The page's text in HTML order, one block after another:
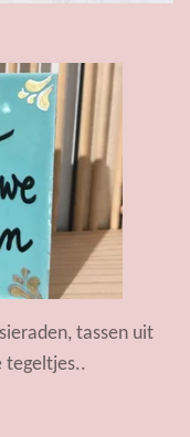
tassen uit
tegeltjes..